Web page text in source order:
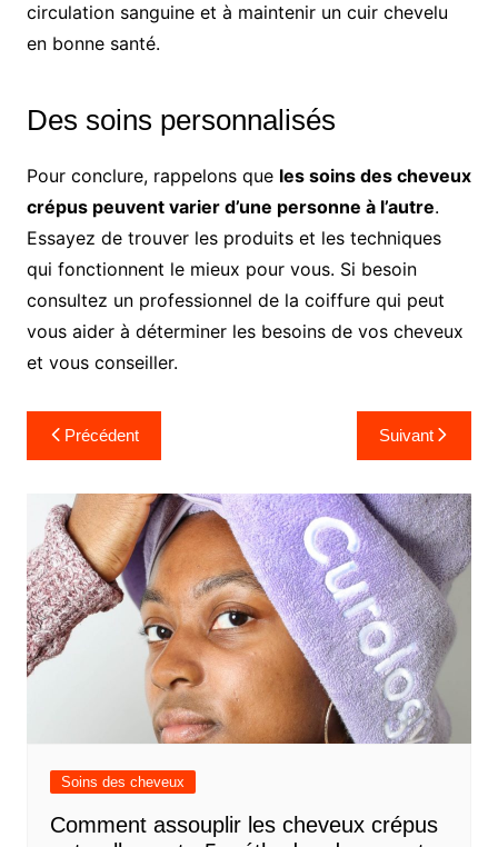
circulation sanguine et à maintenir un cuir chevelu
en bonne santé.
Des soins personnalisés
Pour conclure, rappelons que les soins des cheveux
crépus peuvent varier d’une personne à l’autre.
Essayez de trouver les produits et les techniques
qui fonctionnent le mieux pour vous. Si besoin
consultez un professionnel de la coiffure qui peut
vous aider à déterminer les besoins de vos cheveux
et vous conseiller.
Navigation
de
l’article
Précédent Suivant
Soins des cheveux
Comment assouplir les cheveux crépus